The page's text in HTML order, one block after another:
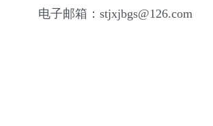
电子邮箱：stjxjbgs@126.com